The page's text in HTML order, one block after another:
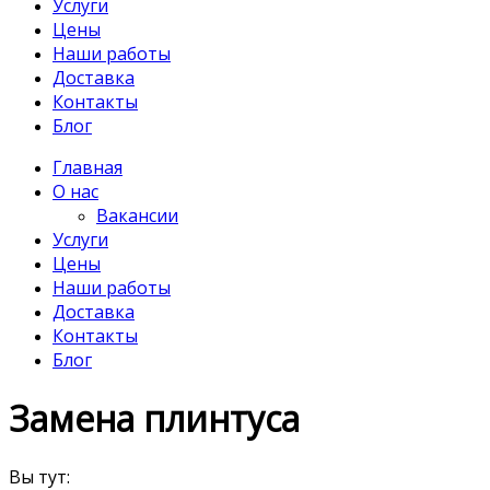
Услуги
Цены
Наши работы
Доставка
Контакты
Блог
Главная
О нас
Вакансии
Услуги
Цены
Наши работы
Доставка
Контакты
Блог
Замена плинтуса
Вы тут: